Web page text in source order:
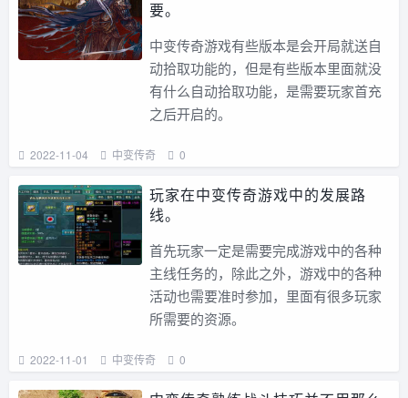
要。
中变传奇游戏有些版本是会开局就送自
动拾取功能的，但是有些版本里面就没
有什么自动拾取功能，是需要玩家首充
之后开启的。
2022-11-04 中变传奇 0
玩家在中变传奇游戏中的发展路
线。
首先玩家一定是需要完成游戏中的各种
主线任务的，除此之外，游戏中的各种
活动也需要准时参加，里面有很多玩家
所需要的资源。
2022-11-01 中变传奇 0